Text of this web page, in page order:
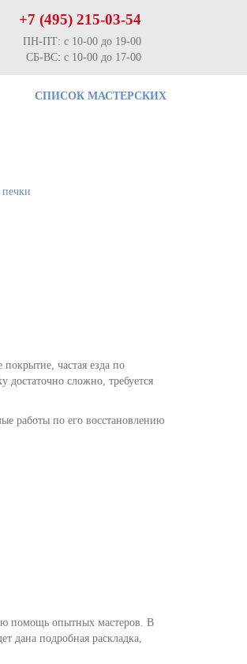
+7 (495) 215-03-54
ПН-ПТ: с 10-00 до 19-00
СБ-ВС: с 10-00 до 17-00
СПИСОК МАСТЕРСКИХ
частая езда по
сложно, требуется
работы по его восстановлению
помощь опытных мастеров. В
дана подробная раскладка,